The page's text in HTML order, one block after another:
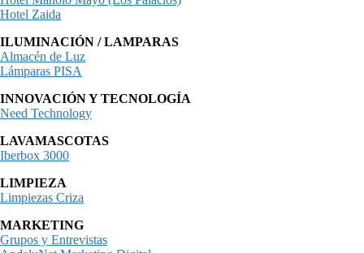
Hotel Zaida
ILUMINACIÓN / LAMPARAS
Almacén de Luz
Lámparas PISA
INNOVACIÓN Y TECNOLOGÍA
Need Technology
LAVAMASCOTAS
Iberbox 3000
LIMPIEZA
Limpiezas Criza
MARKETING
Grupos y Entrevistas